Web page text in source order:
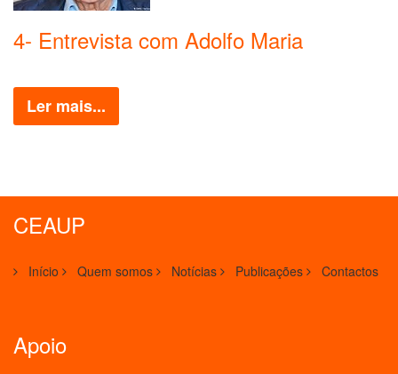
4- Entrevista com Adolfo Maria
Ler mais...
CEAUP
Início Quem somos Notícias Publicações Contactos
Apoio